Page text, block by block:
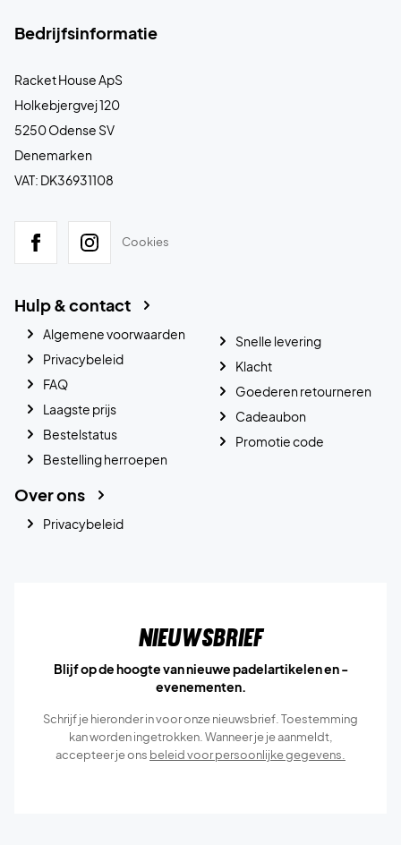
Bedrijfsinformatie
Racket House ApS
Holkebjergvej 120
5250 Odense SV
Denemarken
VAT: DK36931108
Cookies
Hulp & contact
Algemene voorwaarden
Privacybeleid
FAQ
Laagste prijs
Bestelstatus
Bestelling herroepen
Snelle levering
Klacht
Goederen retourneren
Cadeaubon
Promotie code
Over ons
Privacybeleid
Nieuwsbrief
Blijf op de hoogte van nieuwe padelartikelen en -
evenementen.
Schrijf je hieronder in voor onze nieuwsbrief. Toestemming
kan worden ingetrokken. Wanneer je je aanmeldt,
accepteer je ons beleid voor persoonlijke gegevens.